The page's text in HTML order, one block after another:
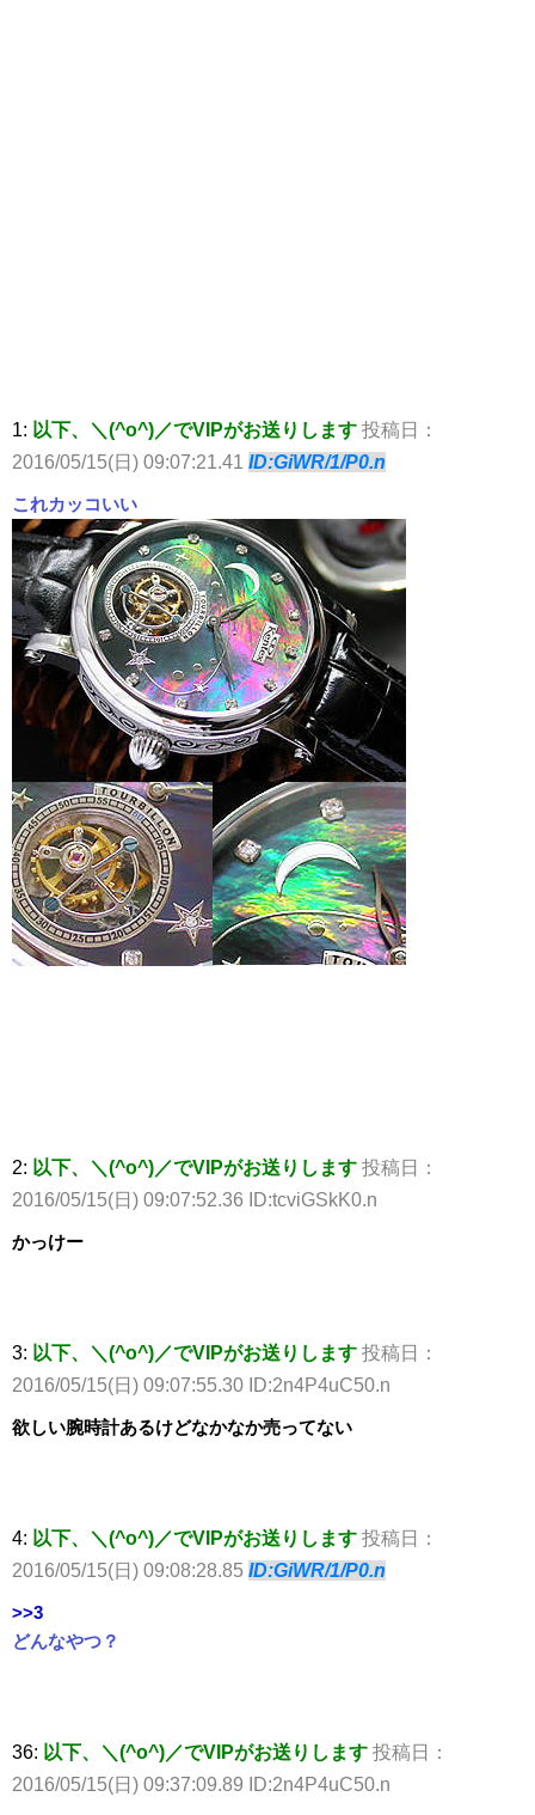
1: 以下、＼(^o^)／でVIPがお送りします 投稿日：
2016/05/15(日) 09:07:21.41 ID:GiWR/1/P0.n
これカッコいい
2: 以下、＼(^o^)／でVIPがお送りします 投稿日：
2016/05/15(日) 09:07:52.36 ID:tcviGSkK0.n
かっけー
3: 以下、＼(^o^)／でVIPがお送りします 投稿日：
2016/05/15(日) 09:07:55.30 ID:2n4P4uC50.n
欲しい腕時計あるけどなかなか売ってない
4: 以下、＼(^o^)／でVIPがお送りします 投稿日：
2016/05/15(日) 09:08:28.85 ID:GiWR/1/P0.n
>>3
どんなやつ？
36: 以下、＼(^o^)／でVIPがお送りします 投稿日：
2016/05/15(日) 09:37:09.89 ID:2n4P4uC50.n